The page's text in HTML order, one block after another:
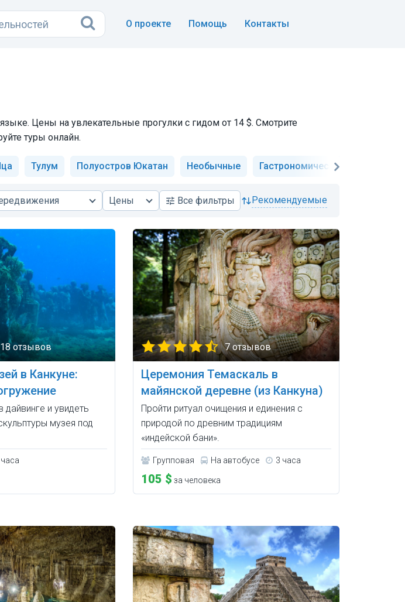
О проекте Помощь Контакты
Цены на увлекательные прогулки с гидом от 14 $. Смотрите
туры онлайн.
Тулум Полуостров Юкатан Необычные Гастрономические
Цены Всефильтры рекомендуемые
18 отзывов
в Канкуне:
и увидеть
музея под
7 отзывов
Церемония Темаскаль в
майянской деревне (из Канкуна)
Пройти ритуал очищения и единения с
природой по древним традициям
«индейской бани».
Групповая На автобусе 3 часа
105 $ за человека